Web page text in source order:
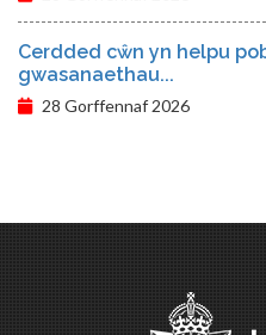
Cerdded cŵn yn helpu
gwasanaethau...
28 Gorffennaf 2026